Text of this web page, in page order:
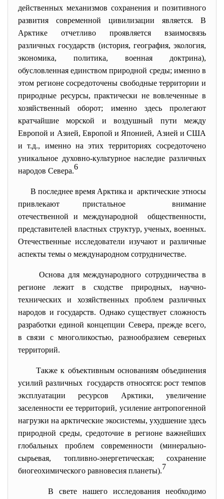
действенных механизмов сохранения и позитивного
развития современной цивилизации является. В
Арктике отчетливо проявляется взаимосвязь
различных государств (история, география, экология,
экономика, политика, военная доктрина),
обусловленная единством природной среды; именно в
этом регионе сосредоточены свободные территории и
природные ресурсы, практически не вовлеченные в
хозяйственный оборот; именно здесь пролегают
кратчайшие морской и воздушный пути между
Европой и Азией, Европой и Японией, Азией и США
и т.д., именно на этих территориях сосредоточено
уникальное духовно-культурное наследие различных
народов Севера.6
В последнее время Арктика и арктические этносы
привлекают пристальное внимание
отечественной и международной общественности,
представителей властных структур, ученых, военных.
Отечественные исследователи изучают и различные
аспекты темы о международном сотрудничестве.
Основа для международного сотрудничества в
регионе лежит в сходстве природных, научно-
технических и хозяйственных проблем различных
народов и государств. Однако существует сложность
разработки единой концепции Севера, прежде всего,
в связи с многоликостью, разнообразием северных
территорий.
Также к объективным основаниям объединения
усилий различных государств относятся: рост темпов
эксплуатации ресурсов Арктики, увеличение
заселенности ее территорий, усиление антропогенной
нагрузки на арктические экосистемы, ухудшение здесь
природной среды, средоточие в регионе важнейших
глобальных проблем современности (минерально-
сырьевая, топливно-энергетическая; сохранение
биогеохимического равновесия планеты).7
В свете нашего исследования необходимо